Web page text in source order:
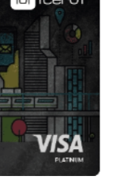
0000 0000
00/01